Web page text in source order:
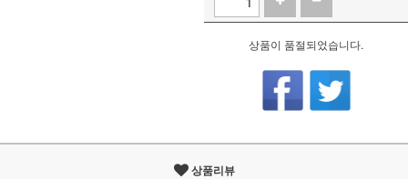
상품이 품절되었습니다.
상품리뷰